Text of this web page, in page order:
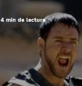
4 min de lectura